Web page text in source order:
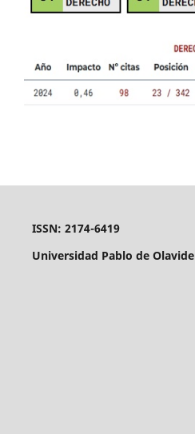
ISSN: 2174-6419
Universidad Pablo de Olavide